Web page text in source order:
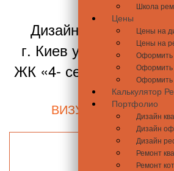
Школа
Цены
Цены на
Цены на
Оформить
Оформить
Оформить
Калькулятор
Портфолио
Дизайн
Дизайн
Дизайн
Ремонт
Ремонт
Дизайн проект
г. Киев ул. Михаила
ЖК «4- сезона»,
ВИЗУАЛИЗАЦИЯ